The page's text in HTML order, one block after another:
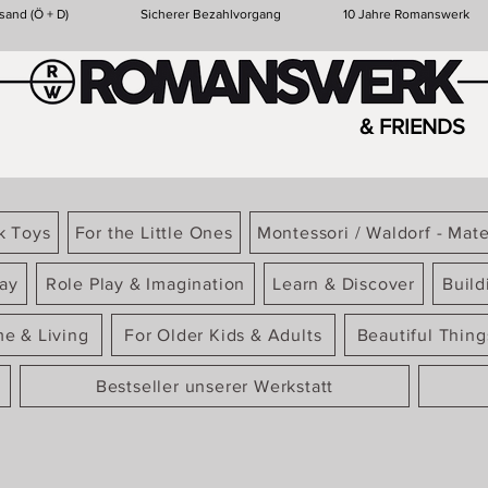
(Ö + D) Sicherer Bezahlvorgang 10 Jahre Romanswerk
& FRIENDS
Toys For the Little Ones Montessori / Waldorf -
Role Play & Imagination Learn & Discover
& Living For Older Kids & Adults Beautiful
Bestseller unserer Werkstatt